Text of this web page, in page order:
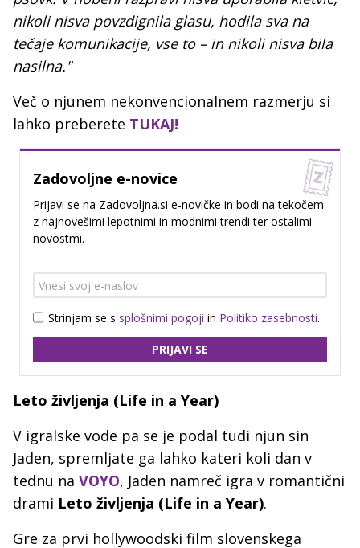
nikoli nisva povzdignila glasu, hodila sva na
tečaje komunikacije, vse to – in nikoli nisva bila
nasilna."
Več o njunem nekonvencionalnem razmerju si
lahko preberete TUKAJ!
Zadovoljne e-novice
Prijavi se na Zadovoljna.si e-novičke in bodi na tekočem
z najnovešimi lepotnimi in modnimi trendi ter ostalimi
novostmi.
Strinjam se s splošnimi pogoji in Politiko zasebnosti.
PRIJAVI SE
Leto življenja (Life in a Year)
V igralske vode pa se je podal tudi njun sin
Jaden, spremljate ga lahko kateri koli dan v
tednu na VOYO, Jaden namreč igra v romantični
drami Leto življenja (Life in a Year).
Gre za prvi hollywoodski film slovenskega